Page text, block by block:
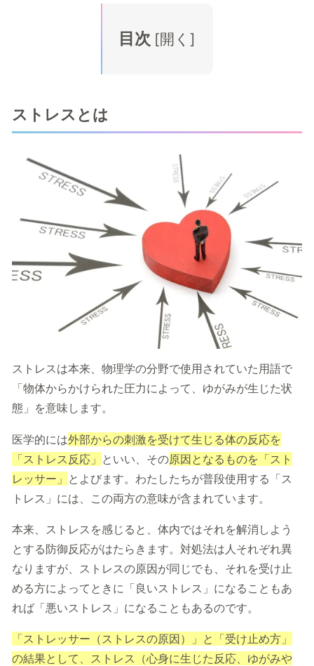
目次 [開く ]
ストレスとは
ストレスは本来、物理学の分野で使用されていた用語で
「物体からかけられた圧力によって、ゆがみが生じた状
態」を意味します。
医学的には外部からの刺激を受けて生じる体の反応を
「ストレス反応」 といい、その原因となるものを「スト
レッサー」 とよびます。わたしたちが普段使用する「ス
トレス」には、この両方の意味が含まれています。
本来、ストレスを感じると、体内ではそれを解消しよう
とする防御反応がはたらきます。対処法は人それぞれ異
なりますが、ストレスの原因が同じでも、それを受け止
める方によってときに「良いストレス」になることもあ
れば「悪いストレス」になることもあるのです。
「ストレッサー（ストレスの原因）」と「受け止め方」
の結果として、ストレス（心身に生じた反応、ゆがみや